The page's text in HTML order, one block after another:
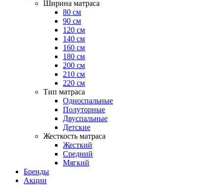
Ширина матраса
80 см
90 см
120 см
140 см
160 см
180 см
200 см
210 см
220 см
Тип матраса
Односпальные
Полуторные
Двуспальные
Детские
Жесткость матраса
Жесткий
Средний
Мягкий
Бренды
Акции